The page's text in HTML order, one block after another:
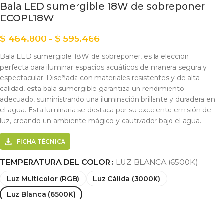
Bala LED sumergible 18W de sobreponer
ECOPL18W
$ 464.800 - $ 595.466
Bala LED sumergible 18W de sobreponer, es la elección
perfecta para iluminar espacios acuáticos de manera segura y
espectacular. Diseñada con materiales resistentes y de alta
calidad, esta bala sumergible garantiza un rendimiento
adecuado, suministrando una iluminación brillante y duradera en
el agua. Esta luminaria se destaca por su excelente emisión de
luz, creando un ambiente mágico y cautivador bajo el agua.
FICHA TÉCNICA
TEMPERATURA DEL COLOR LUZ BLANCA (6500K)
Luz Multicolor (RGB)
Luz Cálida (3000K)
Luz Blanca (6500K)